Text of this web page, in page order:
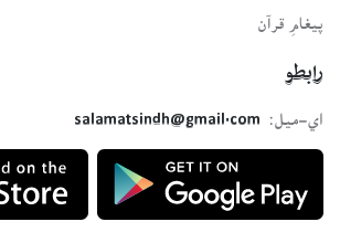
پيغامِ قرآن
رابطو
اي-ميل:
salamatsindh@gmail.com